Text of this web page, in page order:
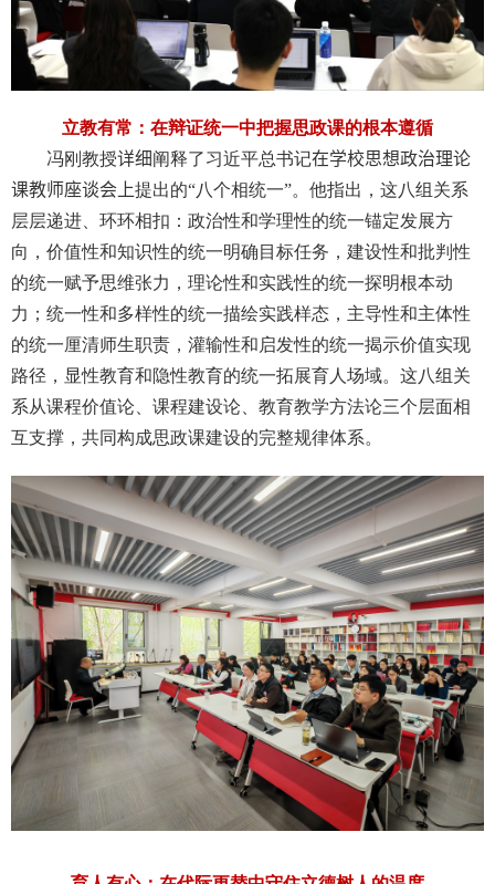
立教有常：在辩证统一中把握思政课的根本遵循
冯刚教授详细阐释了习近平总书记在学校思想政治理论
课教师座谈会上提出的“八个相统一”。他指出，这八组关系
层层递进、环环相扣：政治性和学理性的统一锚定发展方
向，价值性和知识性的统一明确目标任务，建设性和批判性
的统一赋予思维张力，理论性和实践性的统一探明根本动
力；统一性和多样性的统一描绘实践样态，主导性和主体性
的统一厘清师生职责，灌输性和启发性的统一揭示价值实现
路径，显性教育和隐性教育的统一拓展育人场域。这八组关
系从课程价值论、课程建设论、教育教学方法论三个层面相
互支撑，共同构成思政课建设的完整规律体系。